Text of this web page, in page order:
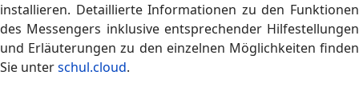
installieren. Detaillierte Informationen zu den Funktionen
des Messengers inklusive entsprechender Hilfestellungen
und Erläuterungen zu den einzelnen Möglichkeiten finden
Sie unterschul.cloud.